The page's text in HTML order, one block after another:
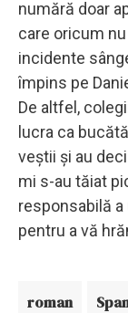
numără doar
care oricum
incidente
împins pe
De altfel,
lucra ca
veștii și au
mi s-au tăiat
responsabilă
pentru a vă
roman